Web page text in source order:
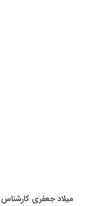
میلاد جعفری